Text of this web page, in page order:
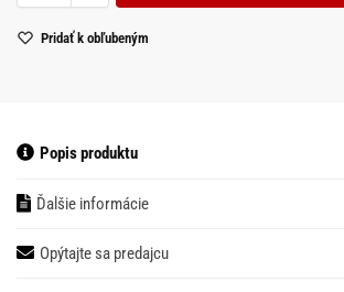
Pridať k obľubeným
Popis produktu
Ďalšie informácie
Opýtajte sa predajcu